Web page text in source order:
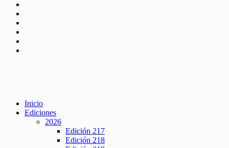
Inicio
Ediciones
2026
Edición 217
Edición 218